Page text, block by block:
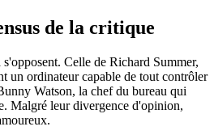
de la critique
Celle de Richard Summer,
un ordinateur capable de tout contrôler
Watson, la chef du bureau qui
Malgré leur divergence d'opinion,